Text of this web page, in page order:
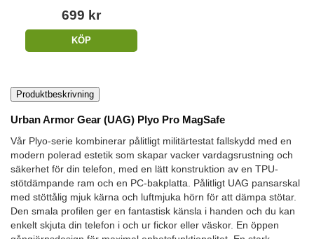
699 kr
KÖP
Produktbeskrivning
Urban Armor Gear (UAG) Plyo Pro MagSafe
Vår Plyo-serie kombinerar pålitligt militärtestat fallskydd med en
modern polerad estetik som skapar vacker vardagsrustning och
säkerhet för din telefon, med en lätt konstruktion av en TPU-
stötdämpande ram och en PC-bakplatta. Pålitligt UAG pansarskal
med stöttålig mjuk kärna och luftmjuka hörn för att dämpa stötar.
Den smala profilen ger en fantastisk känsla i handen och du kan
enkelt skjuta din telefon i och ur fickor eller väskor. En öppen